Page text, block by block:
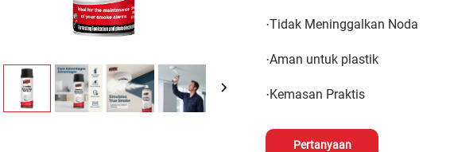
·Tidak Meninggalkan Noda
·Aman untuk plastik
·Kemasan Praktis
Pertanyaan